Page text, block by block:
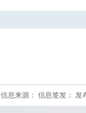
信息来源： 信息签发： 发